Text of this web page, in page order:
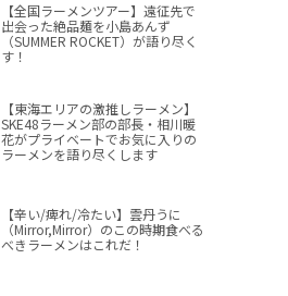
【全国ラーメンツアー】遠征先で
出会った絶品麺を小島あんず
（SUMMER ROCKET）が語り尽く
す！
【東海エリアの激推しラーメン】
SKE48ラーメン部の部長・相川暖
花がプライベートでお気に入りの
ラーメンを語り尽くします
【辛い/痺れ/冷たい】雲丹うに
（Mirror,Mirror）のこの時期食べる
べきラーメンはこれだ！